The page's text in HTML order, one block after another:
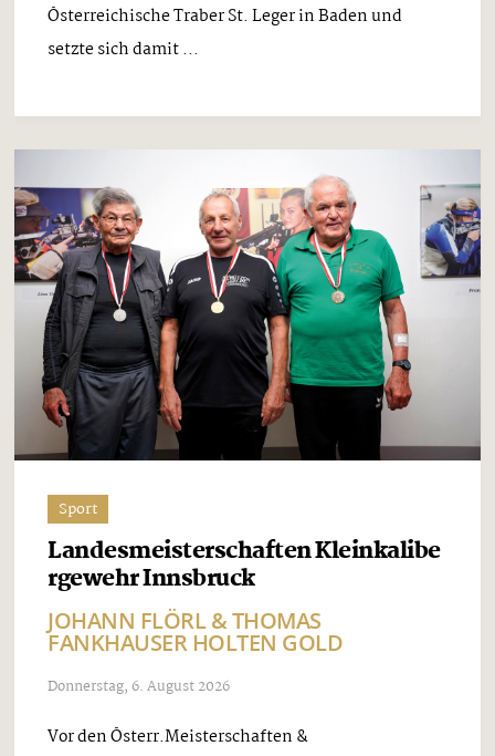
Österreichische Traber St. Leger in Baden und
setzte sich damit ...
Sport
Landesmeisterschaften Kleinkalibe
rgewehr Innsbruck
JOHANN FLÖRL & THOMAS
FANKHAUSER HOLTEN GOLD
Donnerstag, 6. August 2026
Vor den Österr.Meisterschaften &